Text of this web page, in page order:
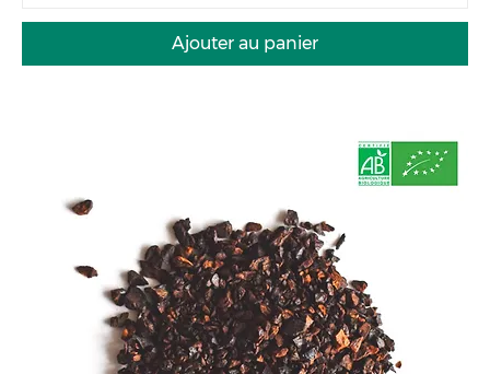
Ajouter au panier